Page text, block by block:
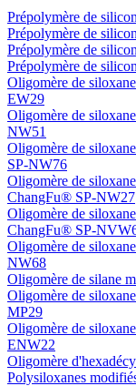
Prépolymère de
Prépolymère de
Prépolymère de
Prépolymère de
Oligomère de
EW29
Oligomère de
NW51
Oligomère de
SP-NW76
Oligomère de
ChangFu® SP-NW27
Oligomère de
ChangFu® SP-
Oligomère de
NW68
Oligomère de silane
Oligomère de
MP29
Oligomère de
ENW22
Oligomère
Polysiloxanes